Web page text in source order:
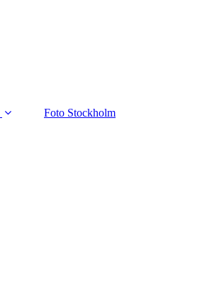
Foto Stockholm